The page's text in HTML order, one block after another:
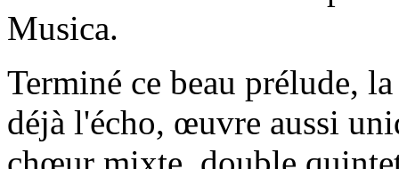
Musica.
Terminé ce beau prélude,
déjà l'écho, œuvre aussi